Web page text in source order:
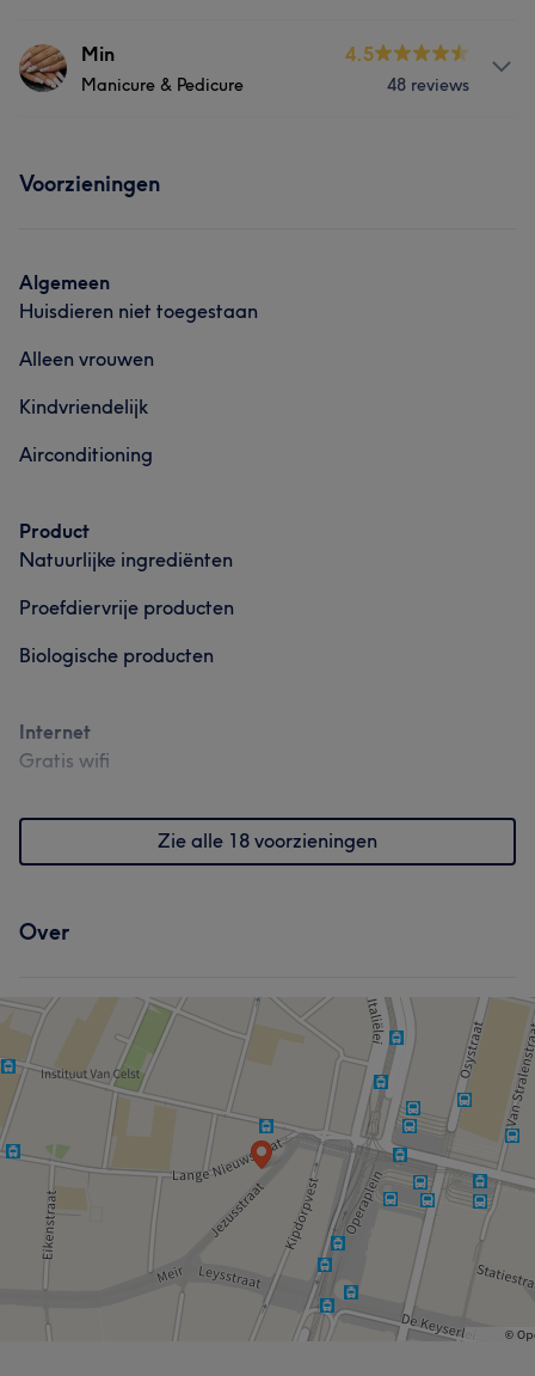
Portfolio
Behandelingen
Min
Manicure & Pedicure
4.5
48 reviews
A professional and innovative manicurist with many
Behandelingen
Nagels
Portfolio
Voorzieningen
Algemeen
Huisdieren niet toegestaan
Alleen vrouwen
Kindvriendelijk
Airconditioning
Product
Natuurlijke ingrediënten
Proefdiervrije producten
Biologische producten
Internet
Gratis wifi
Zie alle 18 voorzieningen
Over